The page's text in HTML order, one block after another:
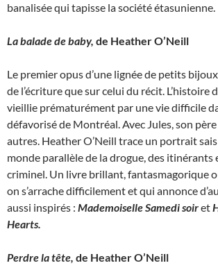
banalisée qui tapisse la société étasunienne.
La balade de baby, de Heather O’Neill
Le premier opus d’une lignée de petits
de l’écriture que sur celui du récit. L’histoire
vieillie prématurément par une vie difficile
défavorisé de Montréal. Avec Jules, son
autres. Heather O’Neill trace un portrait
monde parallèle de la drogue, des itinérants
criminel. Un livre brillant, fantasmagorique
on s’arrache difficilement et qui annonce
aussi inspirés : Mademoiselle Samedi soiret
Hearts.
Perdre la tête, de Heather O’Neill